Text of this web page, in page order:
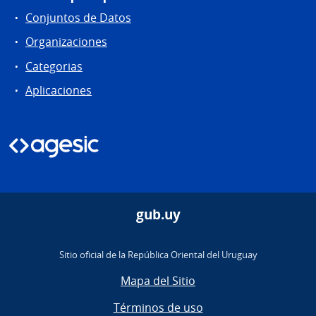
Conjuntos de Datos
Organizaciones
Categorias
Aplicaciones
gub.uy
Sitio oficial de la República Oriental del Uruguay
Mapa del Sitio
Términos de uso